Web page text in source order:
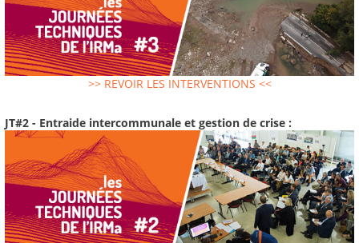
>> REVOIR LES INTERVENTIONS <<
JT#2 - Entraide intercommunale et gestion de crise :